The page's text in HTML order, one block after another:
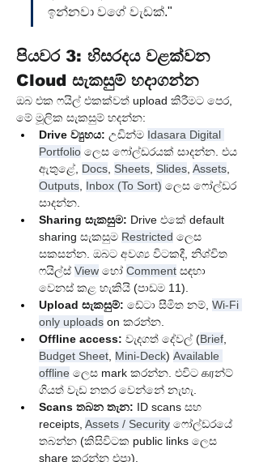
ඉන්නවා වගේ වැඩක්."
පියවර 3: හිසරදය වළක්වන
Cloud සැකසුම් හදාගන්න
ඔබ එක ෆයිල් එකක්වත් upload කිරීමට පෙර,
මේ මූලික සැකසුම් හදන්න:
Drive ව්‍යුහය: උඩින්ම Idasara Digital
Portfolio ලෙස ෆෝල්ඩරයක් සාදන්න. එය
ඇතුළේ, Docs Sheets Slides Assets
Outputs Inbox (To Sort) ලෙස ෆෝල්ඩර
සාදන්න.
Sharing සැකසුම: Drive එකේ default
sharing සැකසුම Restricted ලෙස
සකසන්න. ඔබට අවශ්‍ය විටකදී, නිශ්චිත
ෆයිල්ස් View හෝ Comment සඳහා
වෙනස් කළ හැකියි (පාඩම 11).
Upload සැකසුම්: ඩේටා සීමිත නම්, Wi-Fi
only uploads on කරන්න.
Offline access: වැදගත් දේවල් (Brief
Budget Sheet Mini-Deck) Available
offline ලෙස mark කරන්න. එවිට கரන්ට්
ගියත් වැඩ නතර වෙන්නේ නැහැ.
Scans තබන තැන: ID scans සහ
receipts, Assets / Security ෆෝල්ඩරයේ
තබන්න (කිසිවිටක public links ලෙස
share කරන්න එපා).